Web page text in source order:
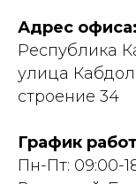
Адрес офиса:
Республика
улица
строение 34
График
Пн-Пт: 09:00-